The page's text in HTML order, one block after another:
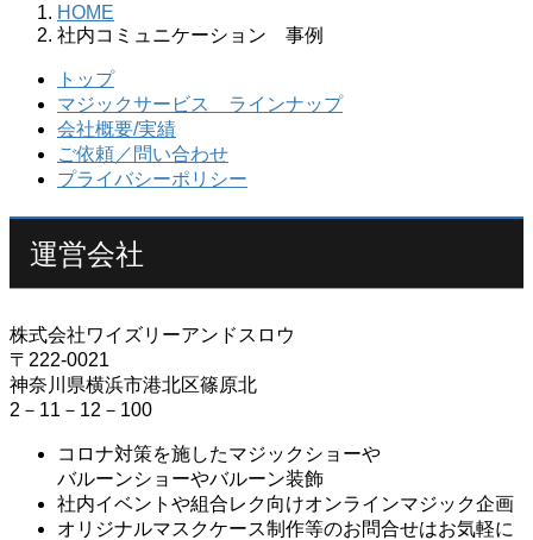
HOME
社内コミュニケーション 事例
トップ
マジックサービス ラインナップ
会社概要/実績
ご依頼／問い合わせ
プライバシーポリシー
運営会社
株式会社ワイズリーアンドスロウ
〒222-0021
神奈川県横浜市港北区篠原北
2－11－12－100
コロナ対策を施したマジックショーや
バルーンショーやバルーン装飾
社内イベントや組合レク向けオンラインマジック企画
オリジナルマスクケース制作等のお問合せはお気軽に